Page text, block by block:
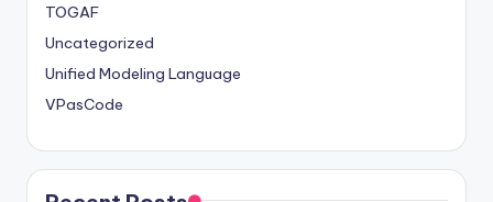
TOGAF
Uncategorized
Unified Modeling Language
VPasCode